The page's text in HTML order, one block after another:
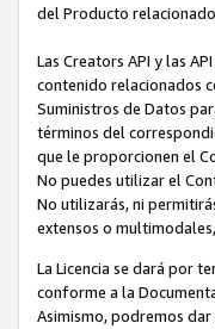
del Producto
Las Creators API y las
contenido relacionados
Suministros de Datos
términos del
que le proporcionen el
No puedes utilizar el
No utilizarás, ni
extensos o
La Licencia se dará por
conforme a la
Asimismo, podremos